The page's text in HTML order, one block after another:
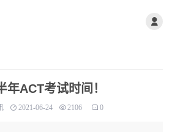
年ACT考试时间！
2021-06-24 2106 0